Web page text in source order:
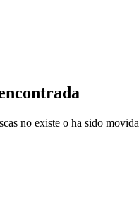
no existe o ha sido movida